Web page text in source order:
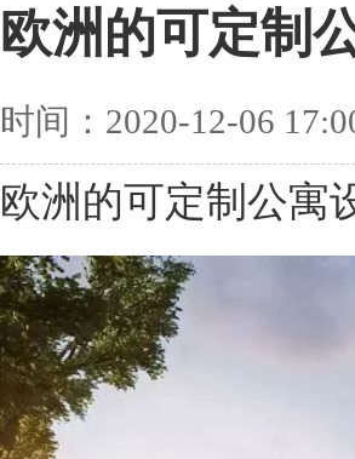
欧洲的可定制
时间：2020-12-06
欧洲的可定制公寓